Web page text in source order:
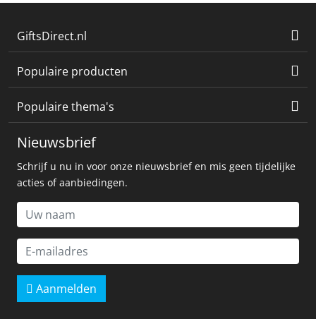
GiftsDirect.nl
Populaire producten
Populaire thema's
Nieuwsbrief
Schrijf u nu in voor onze nieuwsbrief en mis geen tijdelijke
acties of aanbiedingen.
Aanmelden